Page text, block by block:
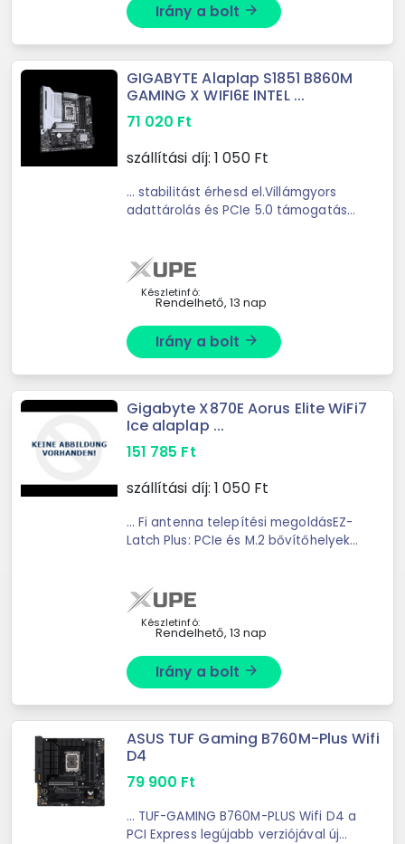
Irány a bolt arrow_forward
GIGABYTE Alaplap S1851 B860M
GAMING X WIFI6E INTEL ...
71 020 Ft
szállítási díj: 1 050Ft
... stabilitást érhesd el.Villámgyors
adattárolás és PCIe 5.0 támogatásA
Készletinfó:
Rendelhető, 13 nap
Irány a bolt arrow_forward
Gigabyte X870E Aorus Elite WiFi7
Ice alaplap ...
151 785 Ft
szállítási díj: 1 050Ft
... Fi antenna telepítési megoldásEZ-
Latch Plus: PCIe és M.2 bővítőhelyek
Armor: A PCIe x16 foglalat fém
hátlapja a ...
Készletinfó:
Rendelhető, 13 nap
Irány a bolt arrow_forward
ASUS TUF Gaming B760M-Plus Wifi
D4
79 900 Ft
... TUF-GAMING B760M-PLUS Wifi D4 a
PCI Express legújabb verziójával új